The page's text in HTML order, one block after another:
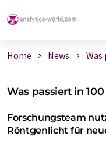
Home News Was
Was passiert in
Forschungsteam
Röntgenlicht für